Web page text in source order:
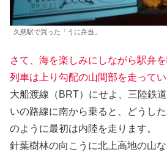
久慈駅で買った「うに弁当」
さて、海を楽しみにしながら駅弁
列車は上り勾配の山間部を走ってい
大船渡線（BRT）にせよ、三陸鉄
いの路線に南から乗ると、どうし
のように最初は内陸を走ります。
針葉樹林の向こうに北上高地の山な